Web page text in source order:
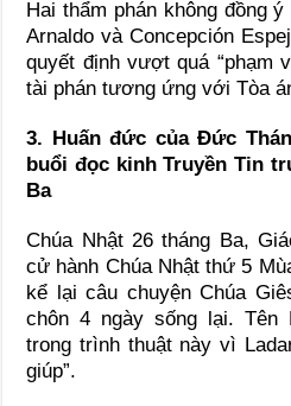
Hai thẩm phán không đồng
Arnaldo và Concepción
quyết định vượt quá “phạm
tài phán tương ứng với Tòa
3. Huấn đức của Đức
buổi đọc kinh Truyền Tin
Ba
Chúa Nhật 26 tháng Ba,
cử hành Chúa Nhật thứ 5
kể lại câu chuyện Chúa
chôn 4 ngày sống lại. Tên
trong trình thuật này vì
giúp”.